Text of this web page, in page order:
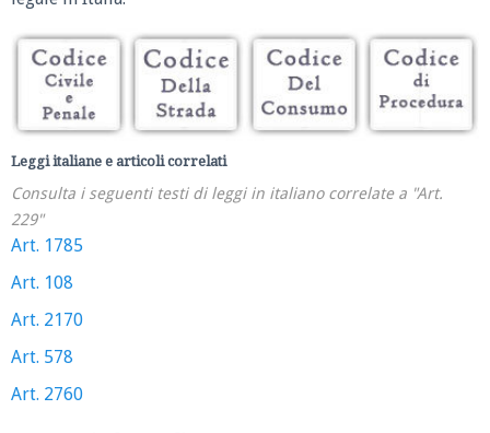
Leggi italiane e articoli correlati
Consulta i seguenti testi di leggi in italiano correlate a "Art.
229"
Art. 1785
Art. 108
Art. 2170
Art. 578
Art. 2760